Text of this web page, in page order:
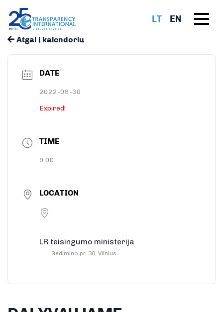
LT EN
Atgal į kalendorių
DATE
2022-09-30
Expired!
TIME
9:00
LOCATION
LR teisingumo ministerija
Gedimino pr. 30, Vilnius